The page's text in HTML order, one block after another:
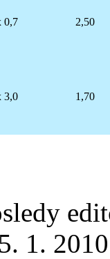
0,7 2,50
3,0 1,70
1.